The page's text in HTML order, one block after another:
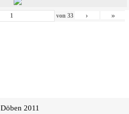
von 33 › »
Döben 2011